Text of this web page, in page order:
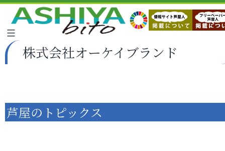
株式会社オーケイブランド
芦屋のトピックス